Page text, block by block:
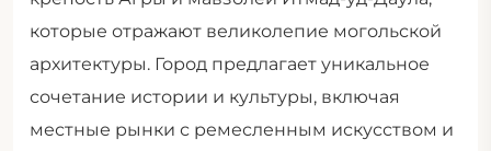
которые отражают великолепие могольской
архитектуры. Город предлагает уникальное
сочетание истории и культуры, включая
местные рынки с ремесленным искусством и